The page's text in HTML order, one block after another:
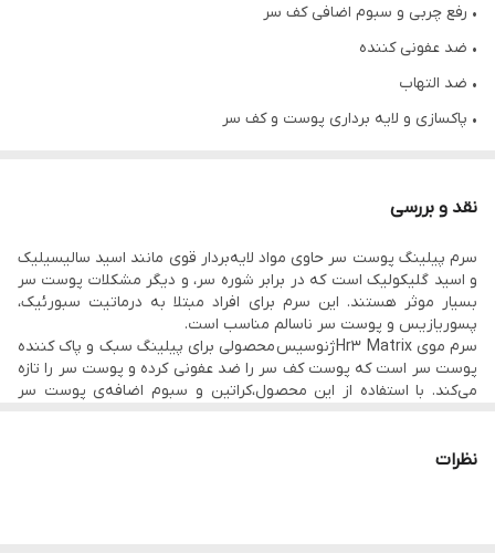
• رفع چربی و سبوم اضافی کف سر
• ضد عفونی کننده
• ضد التهاب
• پاکسازی و لایه برداری پوست و کف سر
• محصول کشور کره جنوبی
نقد و بررسی
سرم پیلینگ پوست سر حاوی مواد لایه‌بردار قوی مانند اسید سالیسیلیک
و اسید گلیکولیک است که در برابر شوره سر، و دیگر مشکلات پوست سر
بسیار موثر هستند. این سرم برای افراد مبتلا به درماتیت سبورئیک،
پسوریازیس و پوست سر ناسالم مناسب است.
سرم موی Hr3 Matrix ژنوسیس محصولی برای پیلینگ سبک و پاک کننده
پوست سر است که پوست کف سر را ضد عفونی کرده و پوست سر را تازه
می‌کند. با استفاده از این محصول،‌کراتین و سبوم اضافه‌ی پوست سر
میکرونیدلینگ، مزوتراپی و هر نوع دیگری از نیدلینگ).
نظرات